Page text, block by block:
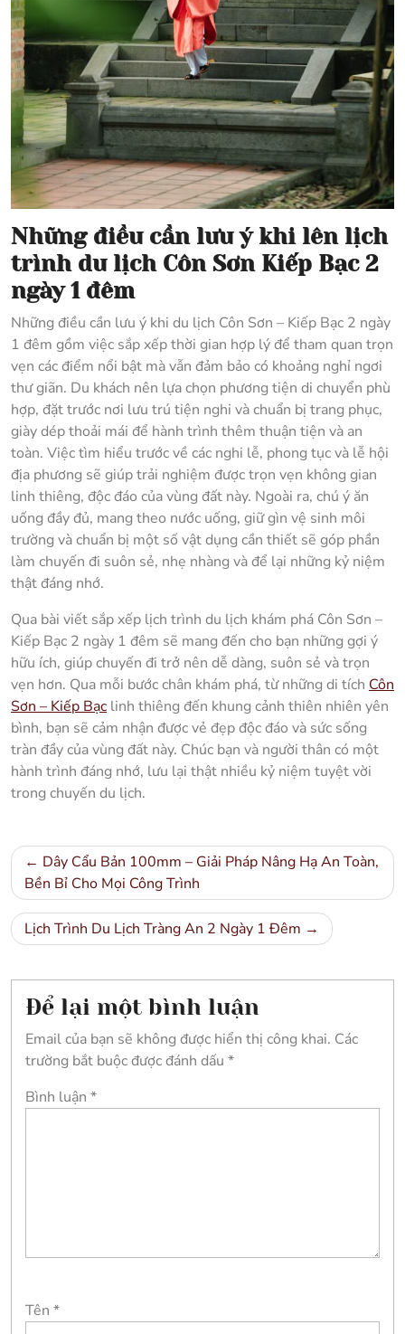
Những điều cần lưu ý khi lên lịch
trình du lịch Côn Sơn Kiếp Bạc 2
ngày 1 đêm
Những điều cần lưu ý khi du lịch Côn Sơn – Kiếp Bạc 2 ngày
1 đêm gồm việc sắp xếp thời gian hợp lý để tham quan trọn
vẹn các điểm nổi bật mà vẫn đảm bảo có khoảng nghỉ ngơi
thư giãn. Du khách nên lựa chọn phương tiện di chuyển phù
hợp, đặt trước nơi lưu trú tiện nghi và chuẩn bị trang phục,
giày dép thoải mái để hành trình thêm thuận tiện và an
toàn. Việc tìm hiểu trước về các nghi lễ, phong tục và lễ hội
địa phương sẽ giúp trải nghiệm được trọn vẹn không gian
linh thiêng, độc đáo của vùng đất này. Ngoài ra, chú ý ăn
uống đầy đủ, mang theo nước uống, giữ gìn vệ sinh môi
trường và chuẩn bị một số vật dụng cần thiết sẽ góp phần
làm chuyến đi suôn sẻ, nhẹ nhàng và để lại những kỷ niệm
thật đáng nhớ.
Qua bài viết sắp xếp lịch trình du lịch khám phá Côn Sơn –
Kiếp Bạc 2 ngày 1 đêm sẽ mang đến cho bạn những gợi ý
hữu ích, giúp chuyến đi trở nên dễ dàng, suôn sẻ và trọn
vẹn hơn. Qua mỗi bước chân khám phá, từ những di tích Côn
Sơn – Kiếp Bạc linh thiêng đến khung cảnh thiên nhiên yên
bình, bạn sẽ cảm nhận được vẻ đẹp độc đáo và sức sống
tràn đầy của vùng đất này. Chúc bạn và người thân có một
hành trình đáng nhớ, lưu lại thật nhiều kỷ niệm tuyệt vời
trong chuyến du lịch.
Điều
hướng
bài
viết
Dây Cẩu Bản 100mm – Giải Pháp Nâng Hạ An Toàn,
Bền Bỉ Cho Mọi Công Trình
Lịch Trình Du Lịch Tràng An 2 Ngày 1 Đêm
Để lại một bình luận
Email của bạn sẽ không được hiển thị công khai. Các
trường bắt buộc được đánh dấu *
Bình luận *
Tên *